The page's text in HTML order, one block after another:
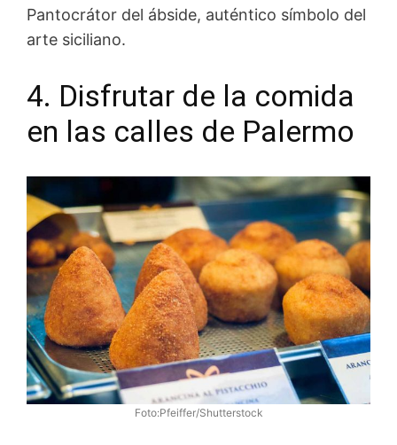
Pantocrátor del ábside, auténtico símbolo del
arte siciliano.
4. Disfrutar de la comida
en las calles de Palermo
Foto:Pfeiffer/Shutterstock